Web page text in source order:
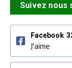
Suivez nous
Facebook
J'aime